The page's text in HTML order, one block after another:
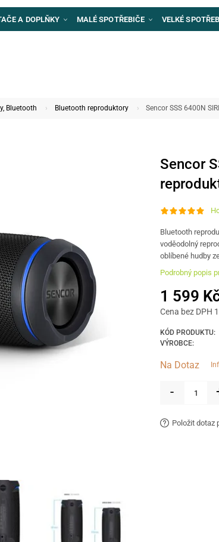
A DOPLŇKY MALÉ SPOTŘEBIČE VELKÉ
Bluetooth Bluetooth reproduktory Sencor SSS 6400N
Sencor
Bluetooth
voděodolný
oblíbené hudby
Podrobný popis
1 599
Cena bez DPH
KÓD PRODUKTU:
VÝROBCE:
Na Dotaz
-
Položit dotaz